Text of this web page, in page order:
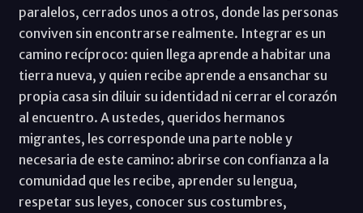
paralelos, cerrados unos a otros, donde las personas
conviven sin encontrarse realmente. Integrar es un
camino recíproco: quien llega aprende a habitar una
tierra nueva, y quien recibe aprende a ensanchar su
propia casa sin diluir su identidad ni cerrar el corazón
al encuentro. A ustedes, queridos hermanos
migrantes, les corresponde una parte noble y
necesaria de este camino: abrirse con confianza a la
comunidad que les recibe, aprender su lengua,
respetar sus leyes, conocer sus costumbres,